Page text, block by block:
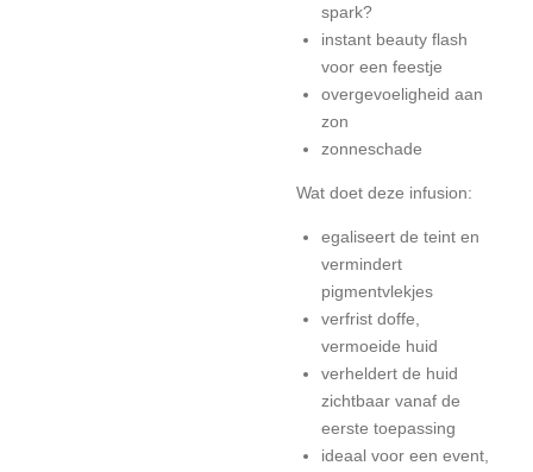
spark?
instant beauty flash
voor een feestje
overgevoeligheid aan
zon
zonneschade
Wat doet deze infusion:
egaliseert de teint en
vermindert
pigmentvlekjes
verfrist doffe,
vermoeide huid
verheldert de huid
zichtbaar vanaf de
eerste toepassing
ideaal voor een event,